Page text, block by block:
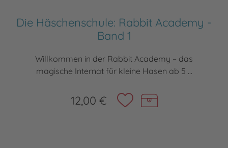
Die Häschenschule: Rabbit Academy -
Band 1
Willkommen in der Rabbit Academy – das
magische Internat für kleine Hasen ab 5 ...
12,00 €